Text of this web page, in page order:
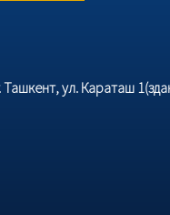
ул. Караташ